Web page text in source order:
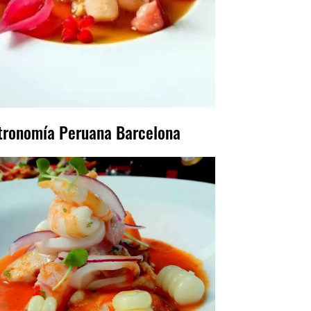
Peruana Barcelona